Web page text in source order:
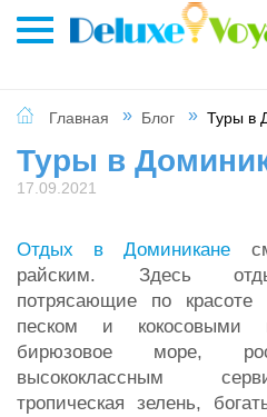
Главная Блог Туры в
Туры в
17.09.2021
Отдых в Доминикане
райским. Здесь
потрясающие по
песком и кокосовыми
бирюзовое море,
высококлассным
тропическая зелень,